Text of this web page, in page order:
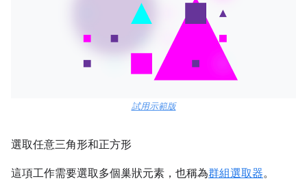
試用示範版
選取任意三角形和正方形
這項工作需要選取多個巢狀元素，也稱為群組選取器。